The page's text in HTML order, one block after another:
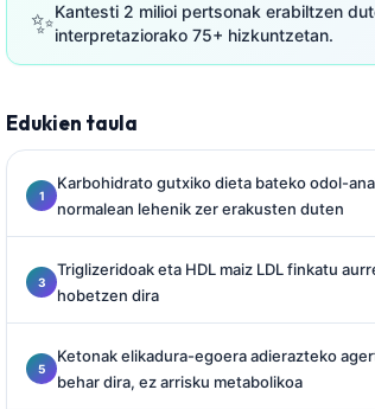
✨Kantesti 2 milioi pertsonak erabiltzen
interpretaziorako 75+ hizkuntzetan.
Edukien taula
Karbohidrato gutxiko dieta bateko odol-
normalean lehenik zer erakusten duten
Triglizeridoak eta HDL maiz LDL finkatu
hobetzen dira
Ketonak elikadura-egoera adierazteko
behar dira, ez arrisku metabolikoa